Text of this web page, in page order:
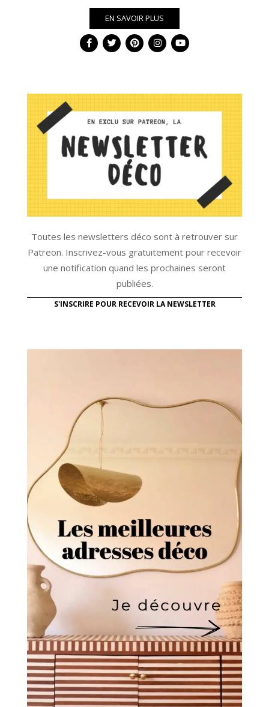
EN SAVOIR PLUS
Toutes les newsletters déco sont à retrouver sur
Patreon. Inscrivez-vous gratuitement pour recevoir
une notification quand les prochaines seront
publiées.
S'INSCRIRE POUR RECEVOIR LA NEWSLETTER